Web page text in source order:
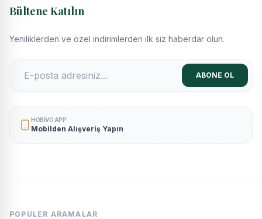
Bültene Katılın
Yeniliklerden ve özel indirimlerden ilk siz haberdar olun.
ABONE OL
HOBIVO APP
Mobilden Alışveriş Yapın
POPÜLER ARAMALAR